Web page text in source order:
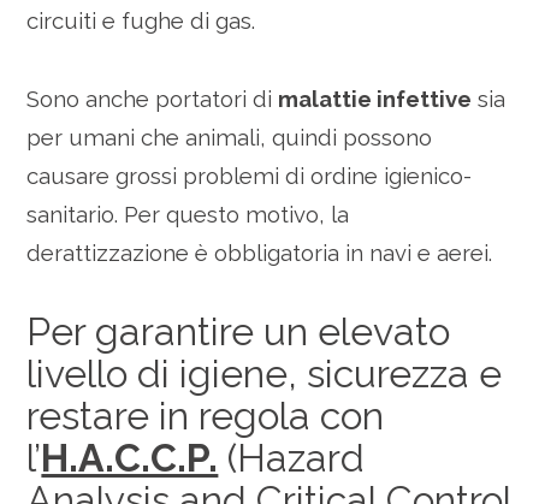
circuiti e fughe di gas.
Sono anche portatori di malattie infettive sia
per umani che animali, quindi possono
causare grossi problemi di ordine igienico-
sanitario. Per questo motivo, la
derattizzazione è obbligatoria in navi e aerei.
Per garantire un elevato
livello di igiene, sicurezza e
restare in regola con
l’H.A.C.C.P. (Hazard